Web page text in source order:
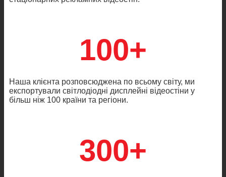
100+
Наша клієнта розповсюджена по всьому світу, ми
експортували світлодіодні дисплейні відеостіни у
більш ніж 100 країни та регіони.
300+